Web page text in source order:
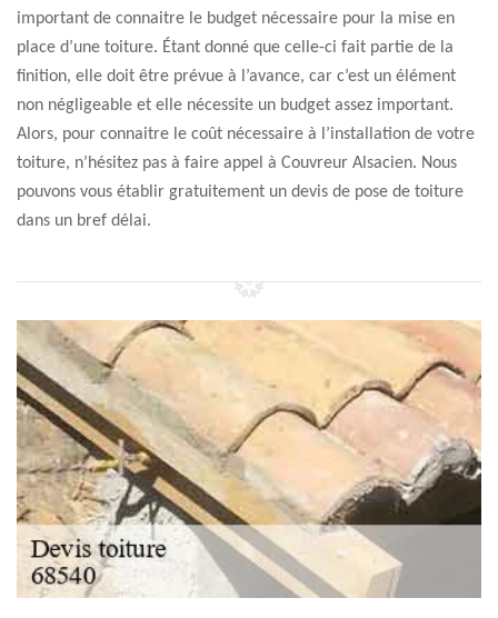
important de connaitre le budget nécessaire pour la mise en
place d’une toiture. Étant donné que celle-ci fait partie de la
finition, elle doit être prévue à l’avance, car c’est un élément
non négligeable et elle nécessite un budget assez important.
Alors, pour connaitre le coût nécessaire à l’installation de votre
toiture, n’hésitez pas à faire appel à Couvreur Alsacien. Nous
pouvons vous établir gratuitement un devis de pose de toiture
dans un bref délai.